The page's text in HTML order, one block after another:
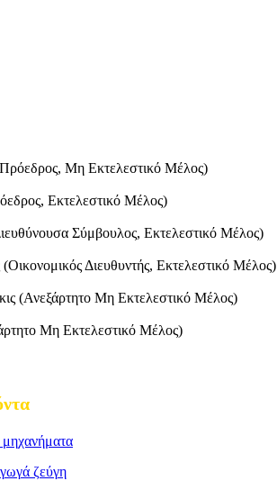
Μη Εκτελεστικό Μέλος)
Εκτελεστικό Μέλος)
Σύμβουλος, Εκτελεστικό Μέλος)
Διευθυντής, Εκτελεστικό Μέλος)
(Ανεξάρτητο Μη Εκτελεστικό Μέλος)
Μη Εκτελεστικό Μέλος)
ζεύγη